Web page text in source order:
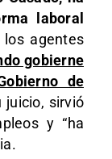
laboral
agentes
gobierne
de
juicio, sirvió
y “ha